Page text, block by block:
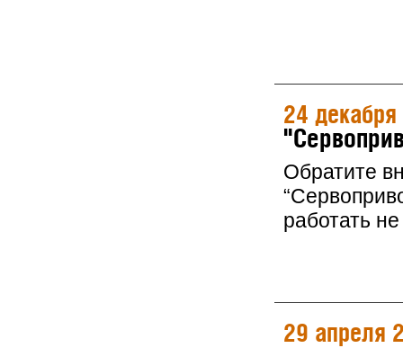
24
Обратите
работать не
29 апреля